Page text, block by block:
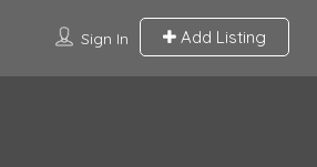
Sign In Add Listing